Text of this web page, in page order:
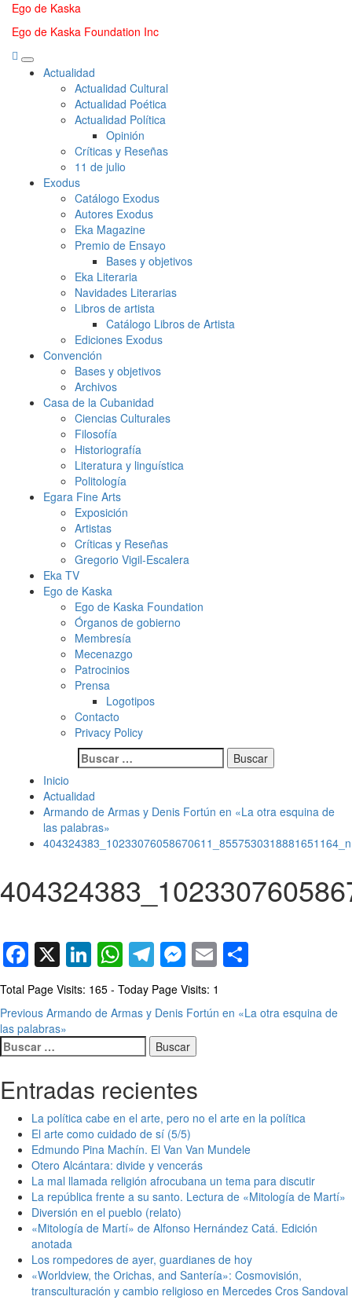
Saltar
contenido
Ego de Kaska
Ego de Kaska Foundation Inc
Menú
principal
Actualidad
Actualidad Cultural
Actualidad Poética
Actualidad Política
Opinión
Críticas y Reseñas
11 de julio
Exodus
Catálogo Exodus
Autores Exodus
Eka Magazine
Premio de Ensayo
Bases y objetivos
Eka Literaria
Navidades Literarias
Libros de artista
Catálogo Libros de Artista
Ediciones Exodus
Convención
Bases y objetivos
Archivos
Casa de la Cubanidad
Ciencias Culturales
Filosofía
Historiografía
Literatura y linguística
Politología
Egara Fine Arts
Exposición
Artistas
Críticas y Reseñas
Gregorio Vigil-Escalera
Eka TV
Ego de Kaska
Ego de Kaska Foundation
Órganos de gobierno
Membresía
Mecenazgo
Patrocinios
Prensa
Logotipos
Contacto
Privacy Policy
Buscar:
Inicio
Actualidad
Armando de Armas y Denis Fortún en «La otra esquina de
las palabras»
404324383_10233076058670611_8557530318881651164_n
Facebook
X LinkedIn
WhatsApp
Telegram
Messenger
Email
Total Page Visits: 165 - Today Page Visits: 1
Post
navigation
Previous Armando de Armas y Denis Fortún en «La otra esquina de
las palabras»
Buscar:
Entradas recientes
La política cabe en el arte, pero no el arte en la política
El arte como cuidado de sí (5/5)
Edmundo Pina Machín. El Van Van Mundele
Otero Alcántara: divide y vencerás
La mal llamada religión afrocubana un tema para discutir
La república frente a su santo. Lectura de «Mitología de Martí»
Diversión en el pueblo (relato)
«Mitología de Martí» de Alfonso Hernández Catá. Edición
anotada
Los rompedores de ayer, guardianes de hoy
«Worldview, the Orichas, and Santería»: Cosmovisión,
transculturación y cambio religioso en Mercedes Cros Sandoval